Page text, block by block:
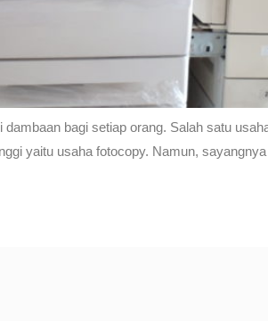
bagi setiap orang. Salah satu
yaitu usaha fotocopy. Namun,